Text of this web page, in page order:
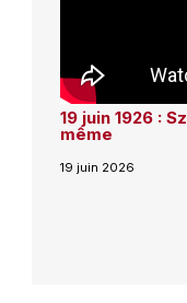
19 juin 1926 :
même
19 juin 2026